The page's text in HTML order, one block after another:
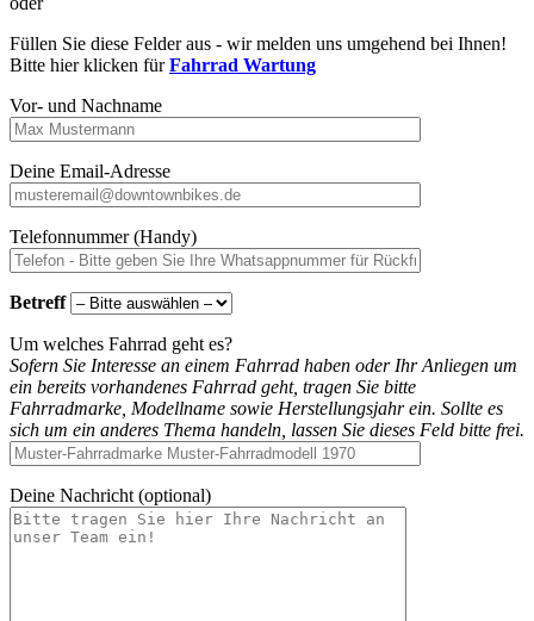
Füllen Sie diese Felder aus - wir melden uns umgehend bei Ihnen!
Bitte hier klicken fürFahrrad Wartung
Vor- und Nachname
Deine Email-Adresse
Telefonnummer (Handy)
Betreff
Um welches Fahrrad geht es?
Sofern Sie Interesse an einem Fahrrad haben oder Ihr Anliegen um
ein bereits vorhandenes Fahrrad geht, tragen Sie bitte
Fahrradmarke, Modellname sowie Herstellungsjahr ein. Sollte es
sich um ein anderes Thema handeln, lassen Sie dieses Feld bitte frei.
Deine Nachricht (optional)